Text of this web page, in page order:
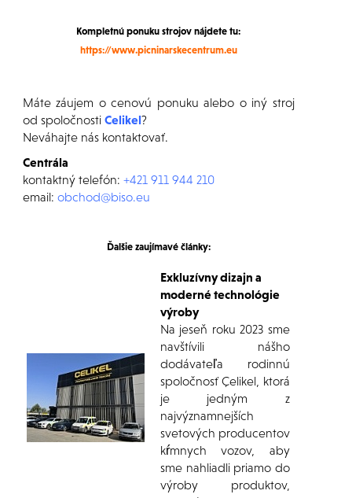
Kompletnú ponuku strojov nájdete tu:
https://www.picninarskecentrum.eu
Máte záujem o cenovú ponuku alebo o iný stroj
od spoločnosti Celikel?
Neváhajte nás kontaktovať.
Centrála
kontaktný telefón: +421 911 944 210
email: obchod@biso.eu
Ďalšie zaujímavé články:
Exkluzívny dizajn a
moderné technológie
výroby
Na jeseň roku 2023 sme
navštívili nášho
dodávateľa rodinnú
spoločnosť Çelikel, ktorá
je jedným z
najvýznamnejších
svetových producentov
kŕmnych vozov, aby
sme nahliadli priamo do
výroby produktov,